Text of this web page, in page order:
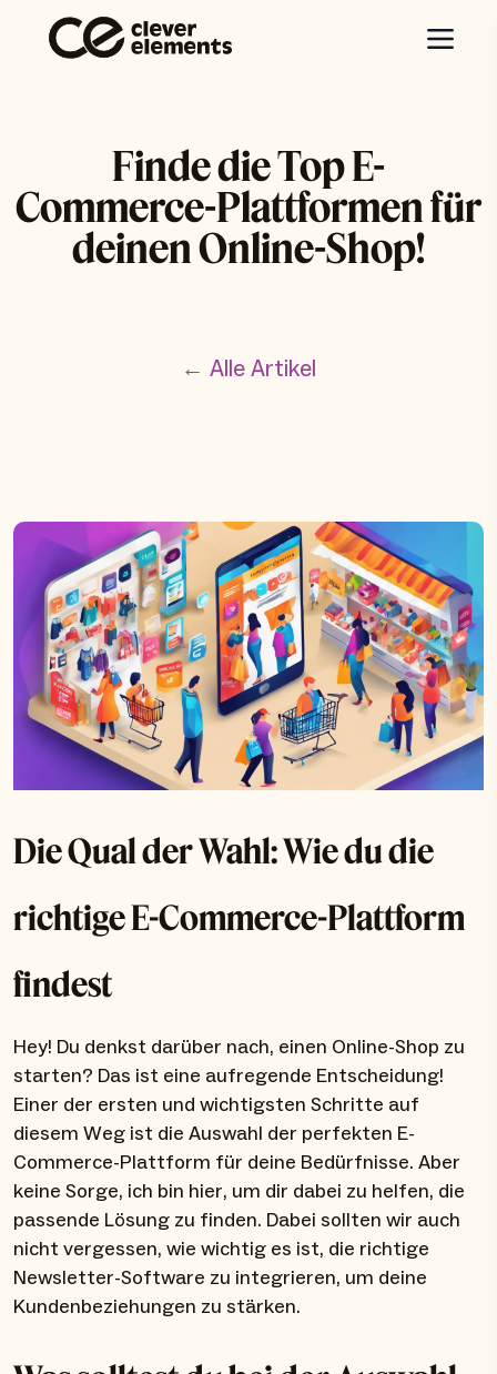
Finde die Top E-
Commerce-Plattformen für
deinen Online-Shop!
← Alle Artikel
Die Qual der Wahl: Wie du die
richtige E-Commerce-Plattform
findest
Hey! Du denkst darüber nach, einen Online-Shop zu
starten? Das ist eine aufregende Entscheidung!
Einer der ersten und wichtigsten Schritte auf
diesem Weg ist die Auswahl der perfekten E-
Commerce-Plattform für deine Bedürfnisse. Aber
keine Sorge, ich bin hier, um dir dabei zu helfen, die
passende Lösung zu finden. Dabei sollten wir auch
nicht vergessen, wie wichtig es ist, die richtige
Newsletter-Software zu integrieren, um deine
Kundenbeziehungen zu stärken.